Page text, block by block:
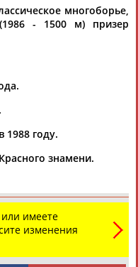
inform@infosport.ru
многоборье,
- 1500 м) призер
1988 году.
знамени.
имеете
изменения